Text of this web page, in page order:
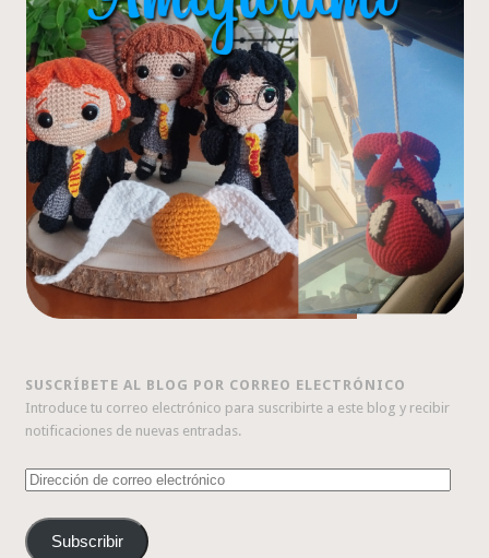
SUSCRÍBETE AL BLOG POR CORREO ELECTRÓNICO
Introduce tu correo electrónico para suscribirte a este blog y recibir
notificaciones de nuevas entradas.
Dirección
correo
electrónico
Subscribir